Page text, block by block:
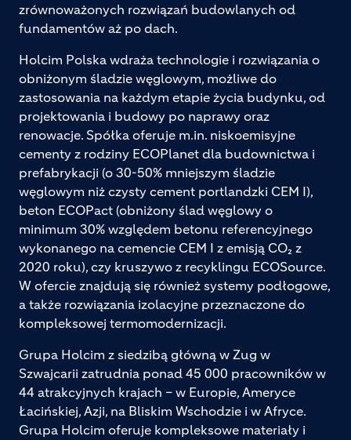
zrównoważonych rozwiązań budowlanych od
fundamentów aż po dach.
Holcim Polska wdraża technologie i rozwiązania o
obniżonym śladzie węglowym, możliwe do
zastosowania na każdym etapie życia budynku, od
projektowania i budowy po naprawy oraz
renowacje. Spółka oferuje m.in. niskoemisyjne
cementy z rodziny ECOPlanet dla budownictwa i
prefabrykacji (o 30-50% mniejszym śladzie
węglowym niż czysty cement portlandzki CEM I),
beton ECOPact (obniżony ślad węglowy o
minimum 30% względem betonu referencyjnego
wykonanego na cemencie CEM I z emisją CO₂ z
2020 roku), czy kruszywo z recyklingu ECOSource.
W ofercie znajdują się również systemy podłogowe,
a także rozwiązania izolacyjne przeznaczone do
kompleksowej termomodernizacji.
Grupa Holcim z siedzibą główną w Zug w
Szwajcarii zatrudnia ponad 45 000 pracowników w
44 atrakcyjnych krajach – w Europie, Ameryce
Łacińskiej, Azji, na Bliskim Wschodzie i w Afryce.
Grupa Holcim oferuje kompleksowe materiały i